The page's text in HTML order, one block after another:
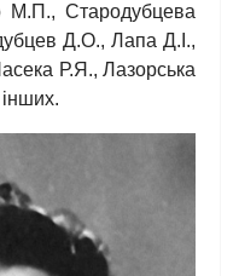
М.П., Стародубцева
Д.О., Лапа Д.І.,
Р.Я., Лазорська